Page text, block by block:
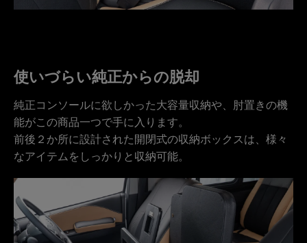
使いづらい純正からの脱却
純正コンソールに欲しかった大容量収納や、肘置きの機
能がこの商品一つで手に入ります。
前後２か所に設計された開閉式の収納ボックスは、様々
なアイテムをしっかりと収納可能。